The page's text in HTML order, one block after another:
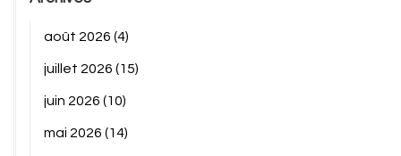
août 2026 (4)
juillet 2026 (15)
juin 2026 (10)
mai 2026 (14)